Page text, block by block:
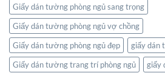
Giấy dán tường phòng ngủ sang trọng
Giấy dán tường phòng ngủ vợ chồng
Giấy dán tường phòng ngủ đẹp
giấy dán
Giấy dán tường trang trí phòng ngủ
giấy